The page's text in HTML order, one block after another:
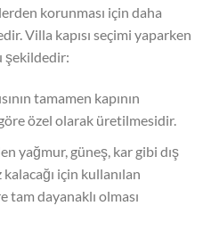
korunması için daha
Villa kapısı seçimi yaparken
şekildedir:
tamamen kapının
özel olarak üretilmesidir.
yağmur, güneş, kar gibi dış
için kullanılan
tam dayanaklı olması